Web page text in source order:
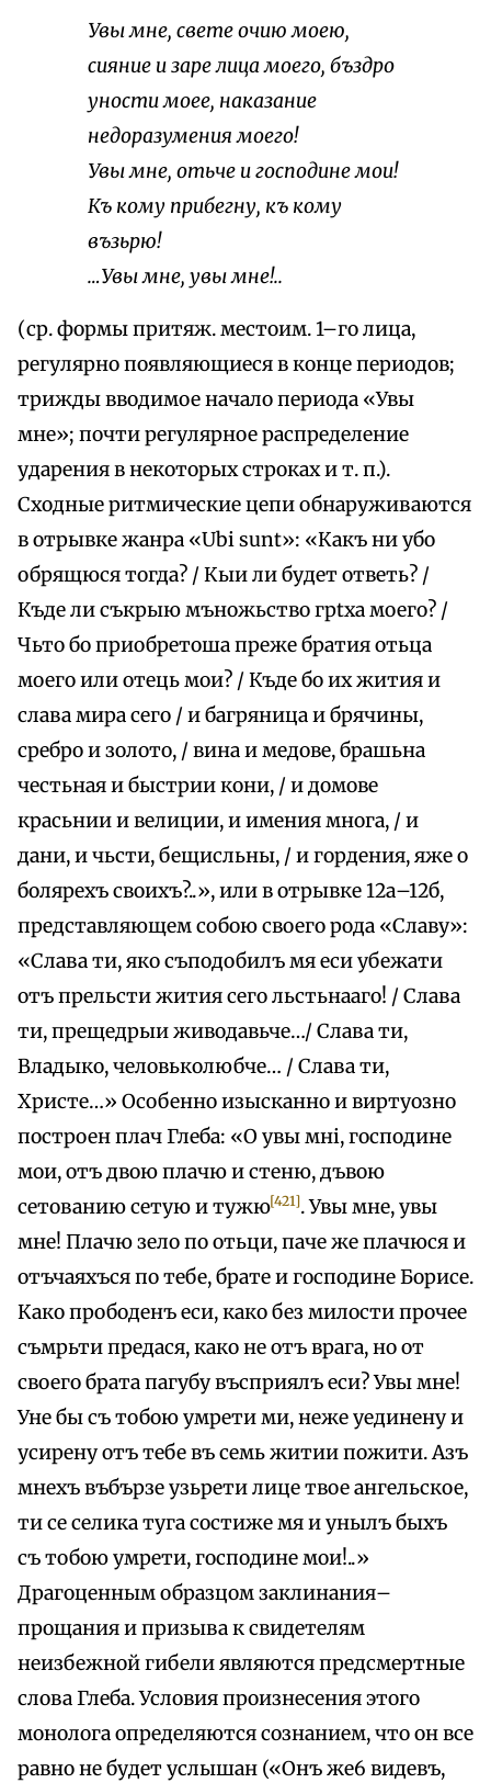
Увы мне, свете очию моею,
сияние и заре лица моего, бъздро
уности моее, наказание
недоразумения моего!
Увы мне, отьче и господине мои!
Къ кому прибегну, къ кому
възьрю!
…Увы мне, увы мне!..
(ср. формы притяж. местоим. 1–го лица,
регулярно появляющиеся в конце периодов;
трижды вводимое начало периода «Увы
мне»; почти регулярное распределение
ударения в некоторых строках и т. п.).
Сходные ритмические цепи обнаруживаются
в отрывке жанра «Ubi sunt»: «Какъ ни убо
обрящюся тогда? / Кыи ли будет ответь? /
Къде ли съкрыю мъножьство грtха моего? /
Чьто бо приобретоша преже братия отьца
моего или отець мои? / Къде бо их жития и
слава мира сего / и багряница и брячины,
сребро и золото, / вина и медове, брашьна
честьная и быстрии кони, / и домове
красьнии и велиции, и имения многа, / и
дани, и чьсти, бещисльны, / и гордения, яже о
болярехъ своихъ?..», или в отрывке 12а–12б,
представляющем собою своего рода «Славу»:
«Слава ти, яко съподобилъ мя еси убежати
отъ прельсти жития сего льстьнааго! / Слава
ти, прещедрыи живодавьче…/ Слава ти,
Владыко, человьколюбче… / Слава ти,
Христе…» Особенно изысканно и виртуозно
построен плач Глеба: «О увы мні, господине
мои, отъ двою плачю и стеню, дъвою
сетованию сетую и тужю[421]. Увы мне, увы
мне! Плачю зело по отьци, паче жe плачюся и
отъчаяхъся по тебе, брате и господине Борисе.
Како прободенъ еси, како без милости прочее
съмрьти предася, како не отъ врага, но от
своего брата пагубу въсприялъ еси? Увы мне!
Уне бы съ тобою умрети ми, неже уединену и
усирену отъ тебе въ семь житии пожити. Азъ
мнехъ въбързе узьрети лице твое ангельское,
ти се селика туга состиже мя и унылъ быхъ
съ тобою умрети, господине мои!..»
Драгоценным образцом заклинания–
прощания и призыва к свидетелям
неизбежной гибели являются предсмертные
слова Глеба. Условия произнесения этого
монолога определяются сознанием, что он все
равно не будет услышан («Онъ же6 видевъ,